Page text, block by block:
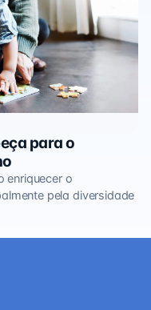
para o
enriquecer o
pela diversidade